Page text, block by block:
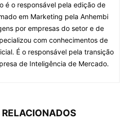
é o responsável pela edição de
em Marketing pela Anhembi
por empresas do setor e de
com conhecimentos de
É o responsável pela transição
de Inteligência de Mercado.